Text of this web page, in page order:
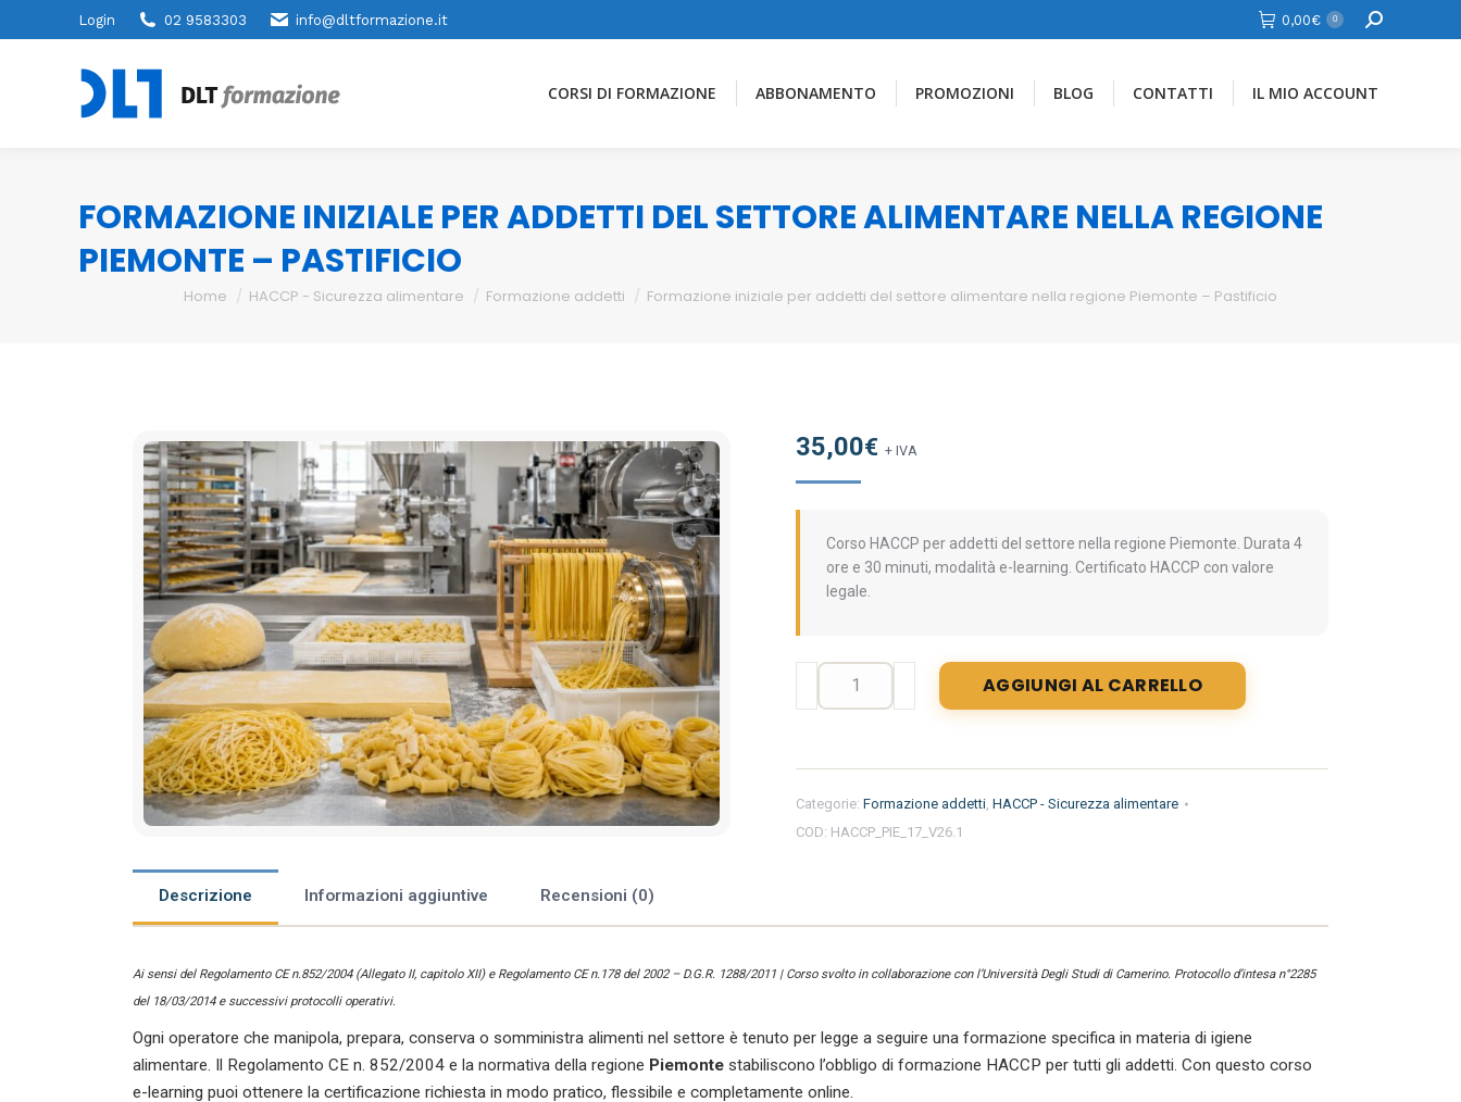
Login 02 9583303 info@dltformazione.it 0,00€ 0 Cerca
CORSI DI FORMAZIONE ABBONAMENTO PROMOZIONI BLOG CONTATTI IL MIO ACCOUNT
FORMAZIONE INIZIALE PER ADDETTI DEL SETTORE ALIMENTARE NELLA REGIONE
PIEMONTE – PASTIFICIO
You are here:
Home HACCP - Sicurezza alimentare Formazione addetti Formazione iniziale per addetti del settore alimentare nella regione Piemonte – Pastificio
35,00€ + IVA
Corso HACCP per addetti del settore nella regione Piemonte. Durata 4
ore e 30 minuti, modalità e-learning. Certificato HACCP con valore
legale.
Formazione
del
alimentare
nella
AGGIUNGI AL CARRELLO
Categorie: Formazione addetti, HACCP - Sicurezza alimentare
COD: HACCP_PIE_17_V26.1
Descrizione Informazioni aggiuntive Recensioni (0)
Ai sensi del Regolamento CE n.852/2004 (Allegato II, capitolo XII) e Regolamento CE n.178 del 2002 – D.G.R. 1288/2011 | Corso svolto in collaborazione con l’Università Degli Studi di Camerino. Protocollo d’intesa n°2285
del 18/03/2014 e successivi protocolli operativi.
Ogni operatore che manipola, prepara, conserva o somministra alimenti nel settore è tenuto per legge a seguire una formazione specifica in materia di igiene
alimentare. Il Regolamento CE n. 852/2004 e la normativa della regione Piemonte stabiliscono l’obbligo di formazione HACCP per tutti gli addetti. Con questo corso
e-learning puoi ottenere la certificazione richiesta in modo pratico, flessibile e completamente online.